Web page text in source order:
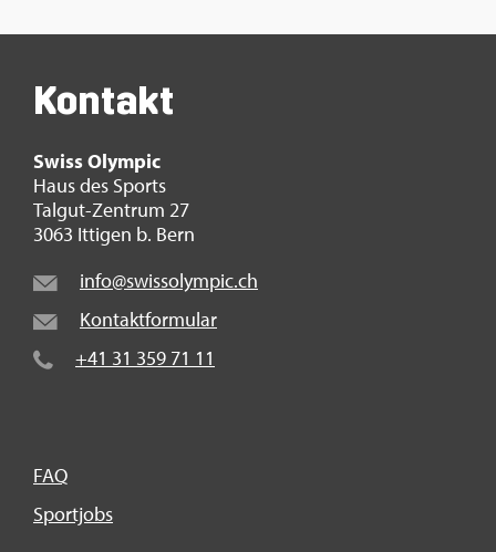
Kon­takt
Swiss Olym­pic
Haus des Sports
Tal­gut-Zen­trum 27
3063 It­ti­gen b. Bern
info@​swi​ssol​ympi​c.​ch
Kon­takt­for­mu­lar
+41 31 359 71 11
FAQ
Sport­jobs